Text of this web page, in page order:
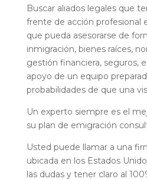
Buscar aliados legales que
frente de acción profesional
que pueda asesorarse de
inmigración, bienes raíces,
gestión financiera, seguros,
apoyo de un equipo
probabilidades de que una
Un experto siempre es el
su plan de emigración
Usted puede llamar a una
ubicada en los Estados
las dudas y tener claro al